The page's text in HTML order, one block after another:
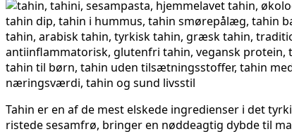
Tahin er en af de mest elskede ingredienser i det
ristede sesamfrø, bringer en nøddeagtig dybde til